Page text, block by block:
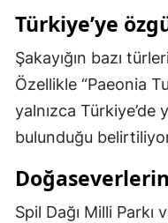
Türkiye’ye
Şakayığın bazı
Özellikle “Paeonia
yalnızca
bulunduğu
Spil Dağı Milli Parkı